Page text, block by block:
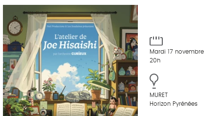
Mardi 17 novembre
20h
MURET
Horizon Pyrénées